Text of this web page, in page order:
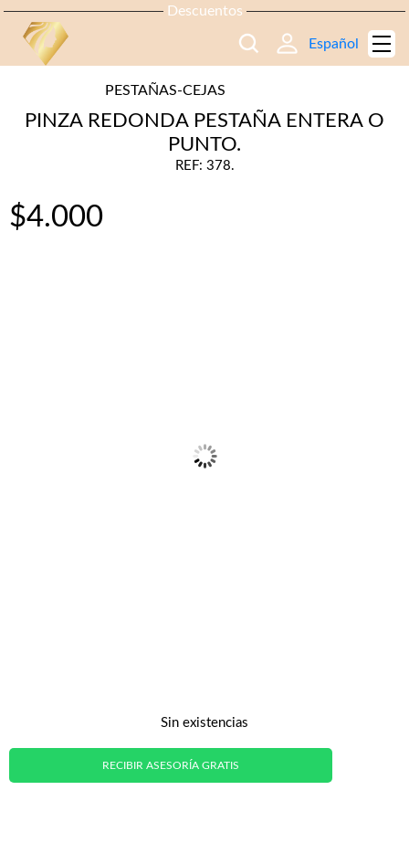
Descuentos
Español
PESTAÑAS-CEJAS
PINZA REDONDA PESTAÑA ENTERA O
PUNTO.
REF: 378.
$4.000
Sin existencias
RECIBIR ASESORÍA GRATIS